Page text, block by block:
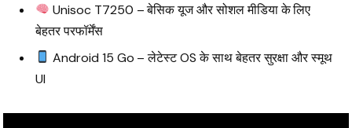
Unisoc T7250 – बेसिक यूज और सोशल मीडिया के लिए
बेहतर परफॉर्मेंस
Android 15 Go – लेटेस्ट OS के साथ बेहतर सुरक्षा और स्मूथ
UI